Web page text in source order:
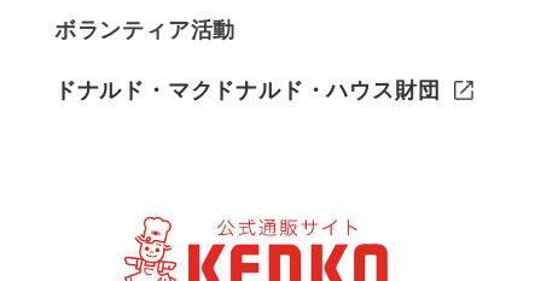
ボランティア活動
ドナルド・マクドナルド・ハウス財団